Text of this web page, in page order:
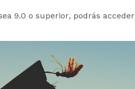
9.0 o superior, podrás acceder